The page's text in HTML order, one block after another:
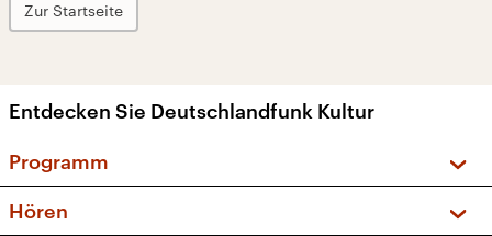
Zur Startseite
Entdecken Sie Deutschlandfunk Kultur
Programm
Hören